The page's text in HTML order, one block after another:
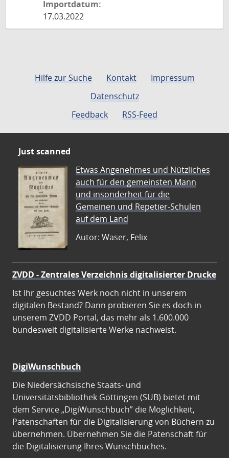
Importdatum:
17.03.2022
Hilfe zur Suche Kontakt
Impressum
Datenschutz
Feedback
RSS-Feed
Just scanned
Etwas Angenehmes und Nützliches
auch für den gemeinsten Mann
und insonderheit für die
Gemeinen und Repetier-Schulen
auf dem Land
Autor: Waser, Felix
ZVDD - Zentrales Verzeichnis digitalisierter Drucke
Ist Ihr gesuchtes Werk noch nicht in unserem
digitalen Bestand? Dann probieren Sie es doch in
unserem ZVDD Portal, das mehr als 1.600.000
bundesweit digitalisierte Werke nachweist.
DigiWunschbuch
Die Niedersächsische Staats- und
Universitätsbibliothek Göttingen (SUB) bietet mit
dem Service „DigiWunschbuch” die Möglichkeit,
Patenschaften für die Digitalisierung von Büchern zu
übernehmen. Übernehmen Sie die Patenschaft für
die Digitalisierung Ihres Wunschbuches.